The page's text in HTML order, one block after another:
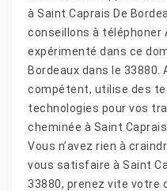
à Saint Caprais De
conseillons à téléphoner
expérimenté dans ce
Bordeaux dans le
compétent, utilise des
technologies pour vos
cheminée à Saint
Vous n’avez rien à
vous satisfaire à Saint
33880, prenez vite votre